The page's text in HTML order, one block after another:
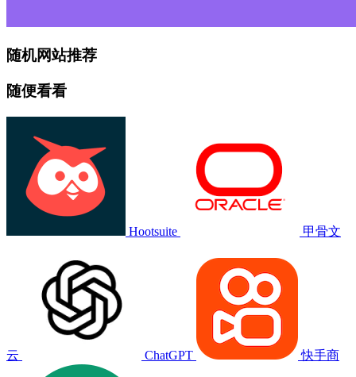
随机网站推荐
随便看看
Hootsuite 甲骨文
云 ChatGPT 快手商